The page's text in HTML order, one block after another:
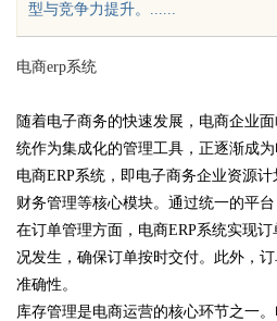
uz
型与竞争力提升。......
电商erp系统
随着电子商务的快速发展，电商企业
统作为集成化的管理工具，正逐渐成
电商ERP系统，即电子商务企业资源
财务管理等核心模块。通过统一的平
在订单管理方面，电商ERP系统实现
况发生，确保订单按时交付。此外，
准确性。
库存管理是电商运营的核心环节之一
时代影视娱乐的全
的